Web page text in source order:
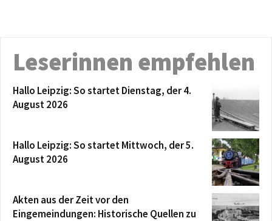
Leserinnen empfehlen
Hallo Leipzig: So startet Dienstag, der 4.
August 2026
Hallo Leipzig: So startet Mittwoch, der 5.
August 2026
Akten aus der Zeit vor den
Eingemeindungen: Historische Quellen zu